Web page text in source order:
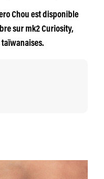
Chou est disponible
sur mk2 Curiosity,